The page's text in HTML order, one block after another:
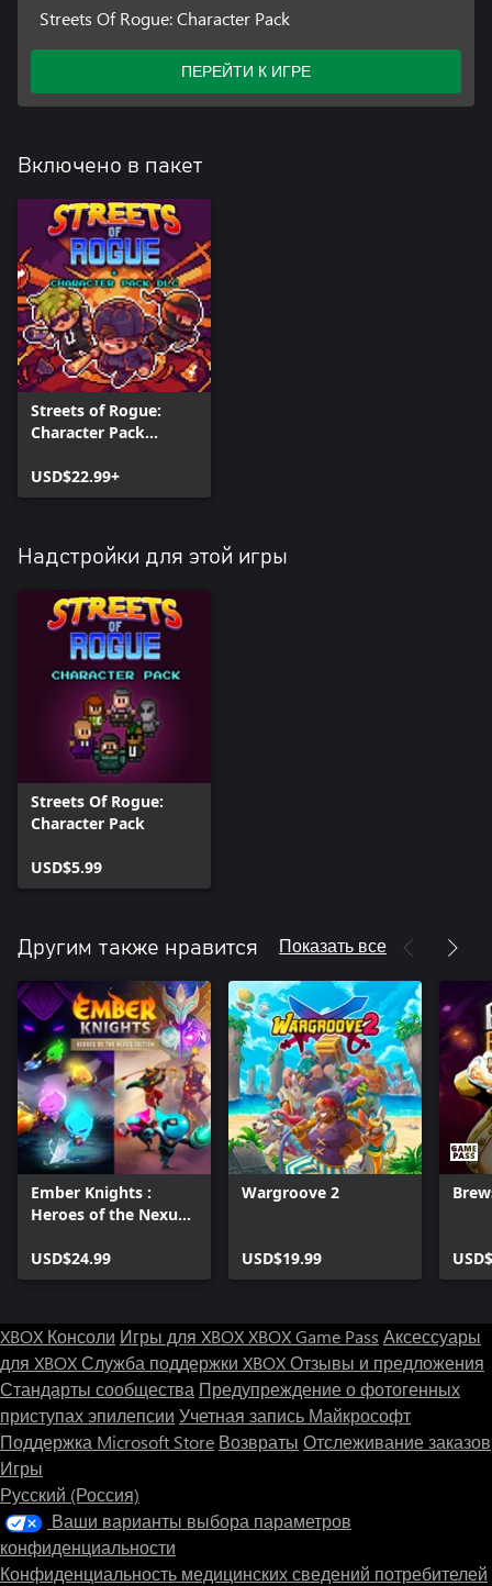
Streets Of Rogue: Character Pack
ПЕРЕЙТИ К ИГРЕ
Включено в пакет
Streets of Rogue:
Character Pack
USD$22.99+
Надстройки для этой игры
Streets Of Rogue:
Character Pack
USD$5.99
Другим также нравится Показать все
Ember Knights :
Heroes of the Nexus
USD$24.99
Wargroove 2
USD$19.99
XBOX Консоли Игры для XBOXXBOX Game Pass Аксессуары
для XBOXСлужба поддержки XBOXОтзывы и предложения
Стандарты сообщества Предупреждение о фотогенных
приступах эпилепсии Учетная запись Майкрософт
Поддержка Microsoft Store Возвраты Отслеживание заказов
Игры
Русский (Россия)
Ваши варианты выбора параметров
конфиденциальности
Конфиденциальность медицинских сведений потребителей